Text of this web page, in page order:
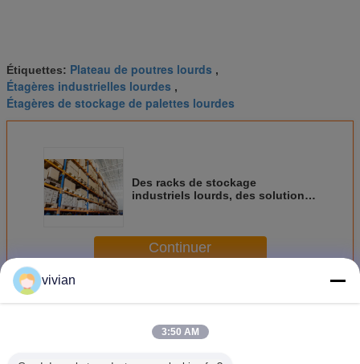
Étiquettes: Plateau de poutres lourds ,
Étagères industrielles lourdes ,
Étagères de stockage de palettes lourdes
Des racks de stockage
industriels lourds, des solutions
Continuer
PlusRéservoir de stockage lourd
vivian
3:50 AM